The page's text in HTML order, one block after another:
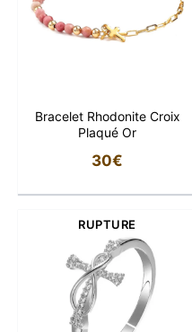
Bracelet Rhodonite Croix
Plaqué Or
30€
RUPTURE